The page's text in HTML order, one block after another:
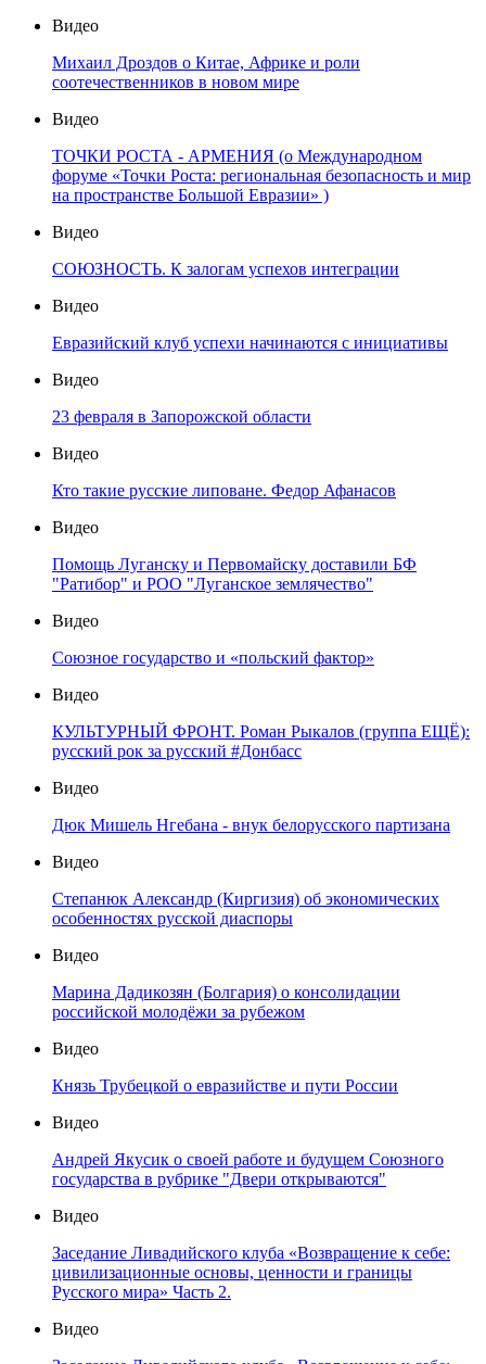
Видео
Михаил Дроздов о Китае, Африке и роли
соотечественников в новом мире
Видео
ТОЧКИ РОСТА - АРМЕНИЯ (о Международном
форуме «Точки Роста: региональная безопасность и мир
на пространстве Большой Евразии» )
Видео
СОЮЗНОСТЬ. К залогам успехов интеграции
Видео
Евразийский клуб успехи начинаются с инициативы
Видео
23 февраля в Запорожской области
Видео
Кто такие русские липоване. Федор Афанасов
Видео
Помощь Луганску и Первомайску доставили БФ
"Ратибор" и РОО "Луганское землячество"
Видео
Союзное государство и «польский фактор»
Видео
КУЛЬТУРНЫЙ ФРОНТ. Роман Рыкалов (группа ЕЩЁ):
русский рок за русский #Донбасс
Видео
Дюк Мишель Нгебана - внук белорусского партизана
Видео
Степанюк Александр (Киргизия) об экономических
особенностях русской диаспоры
Видео
Марина Дадикозян (Болгария) о консолидации
российской молодёжи за рубежом
Видео
Князь Трубецкой о евразийстве и пути России
Видео
Андрей Якусик о своей работе и будущем Союзного
государства в рубрике "Двери открываются"
Видео
Заседание Ливадийского клуба «Возвращение к себе:
цивилизационные основы, ценности и границы
Русского мира» Часть 2.
Видео